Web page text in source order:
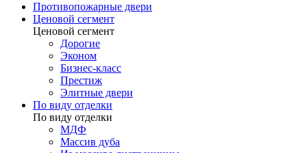
Противопожарные двери
Ценовой сегмент
Ценовой сегмент
Дорогие
Эконом
Бизнес-класс
Престиж
Элитные двери
По виду отделки
По виду отделки
МДФ
Массив дуба